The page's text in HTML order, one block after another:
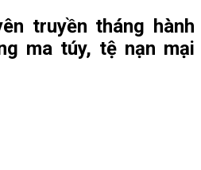
truyền tháng hành
ma túy, tệ nạn mại